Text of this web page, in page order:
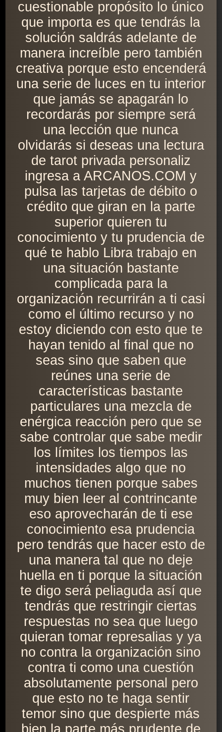
cuestionable propósito lo único
que importa es que tendrás la
solución saldrás adelante de
manera increíble pero también
creativa porque esto encenderá
una serie de luces en tu interior
que jamás se apagarán lo
recordarás por siempre será
una lección que nunca
olvidarás si deseas una lectura
de tarot privada personaliz
ingresa a ARCANOS.COM y
pulsa las tarjetas de débito o
crédito que giran en la parte
superior quieren tu
conocimiento y tu prudencia de
qué te hablo Libra trabajo en
una situación bastante
complicada para la
organización recurrirán a ti casi
como el último recurso y no
estoy diciendo con esto que te
hayan tenido al final que no
seas sino que saben que
reúnes una serie de
características bastante
particulares una mezcla de
enérgica reacción pero que se
sabe controlar que sabe medir
los límites los tiempos las
intensidades algo que no
muchos tienen porque sabes
muy bien leer al contrincante
eso aprovecharán de ti ese
conocimiento esa prudencia
pero tendrás que hacer esto de
una manera tal que no deje
huella en ti porque la situación
te digo será peliaguda así que
tendrás que restringir ciertas
respuestas no sea que luego
quieran tomar represalias y ya
no contra la organización sino
contra ti como una cuestión
absolutamente personal pero
que esto no te haga sentir
temor sino que despierte más